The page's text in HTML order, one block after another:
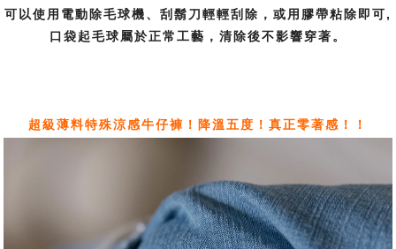
可以使用電動除毛球機、刮鬍刀輕輕刮除，或用膠帶粘除即可,
口袋起毛球屬於正常工藝，清除後不影響穿著。
超級薄料特殊涼感牛仔褲！降溫五度！真正零著感！！